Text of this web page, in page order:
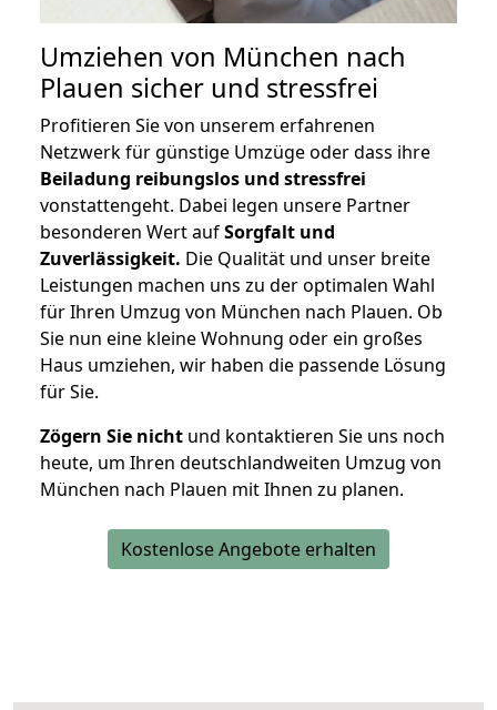
Umziehen von München nach
Plauen sicher und stressfrei
Profitieren Sie von unserem erfahrenen
Netzwerk für günstige Umzüge oder dass ihre
Beiladung reibungslos und stressfrei
vonstattengeht. Dabei legen unsere Partner
besonderen Wert aufSorgfalt und
Zuverlässigkeit. Die Qualität und unser breite
Leistungen machen uns zu der optimalen Wahl
für Ihren Umzug von München nach Plauen. Ob
Sie nun eine kleine Wohnung oder ein großes
Haus umziehen, wir haben die passende Lösung
für Sie.
Zögern Sie nicht und kontaktieren Sie uns noch
heute, um Ihren deutschlandweiten Umzug von
München nach Plauen mit Ihnen zu planen.
Kostenlose Angebote erhalten